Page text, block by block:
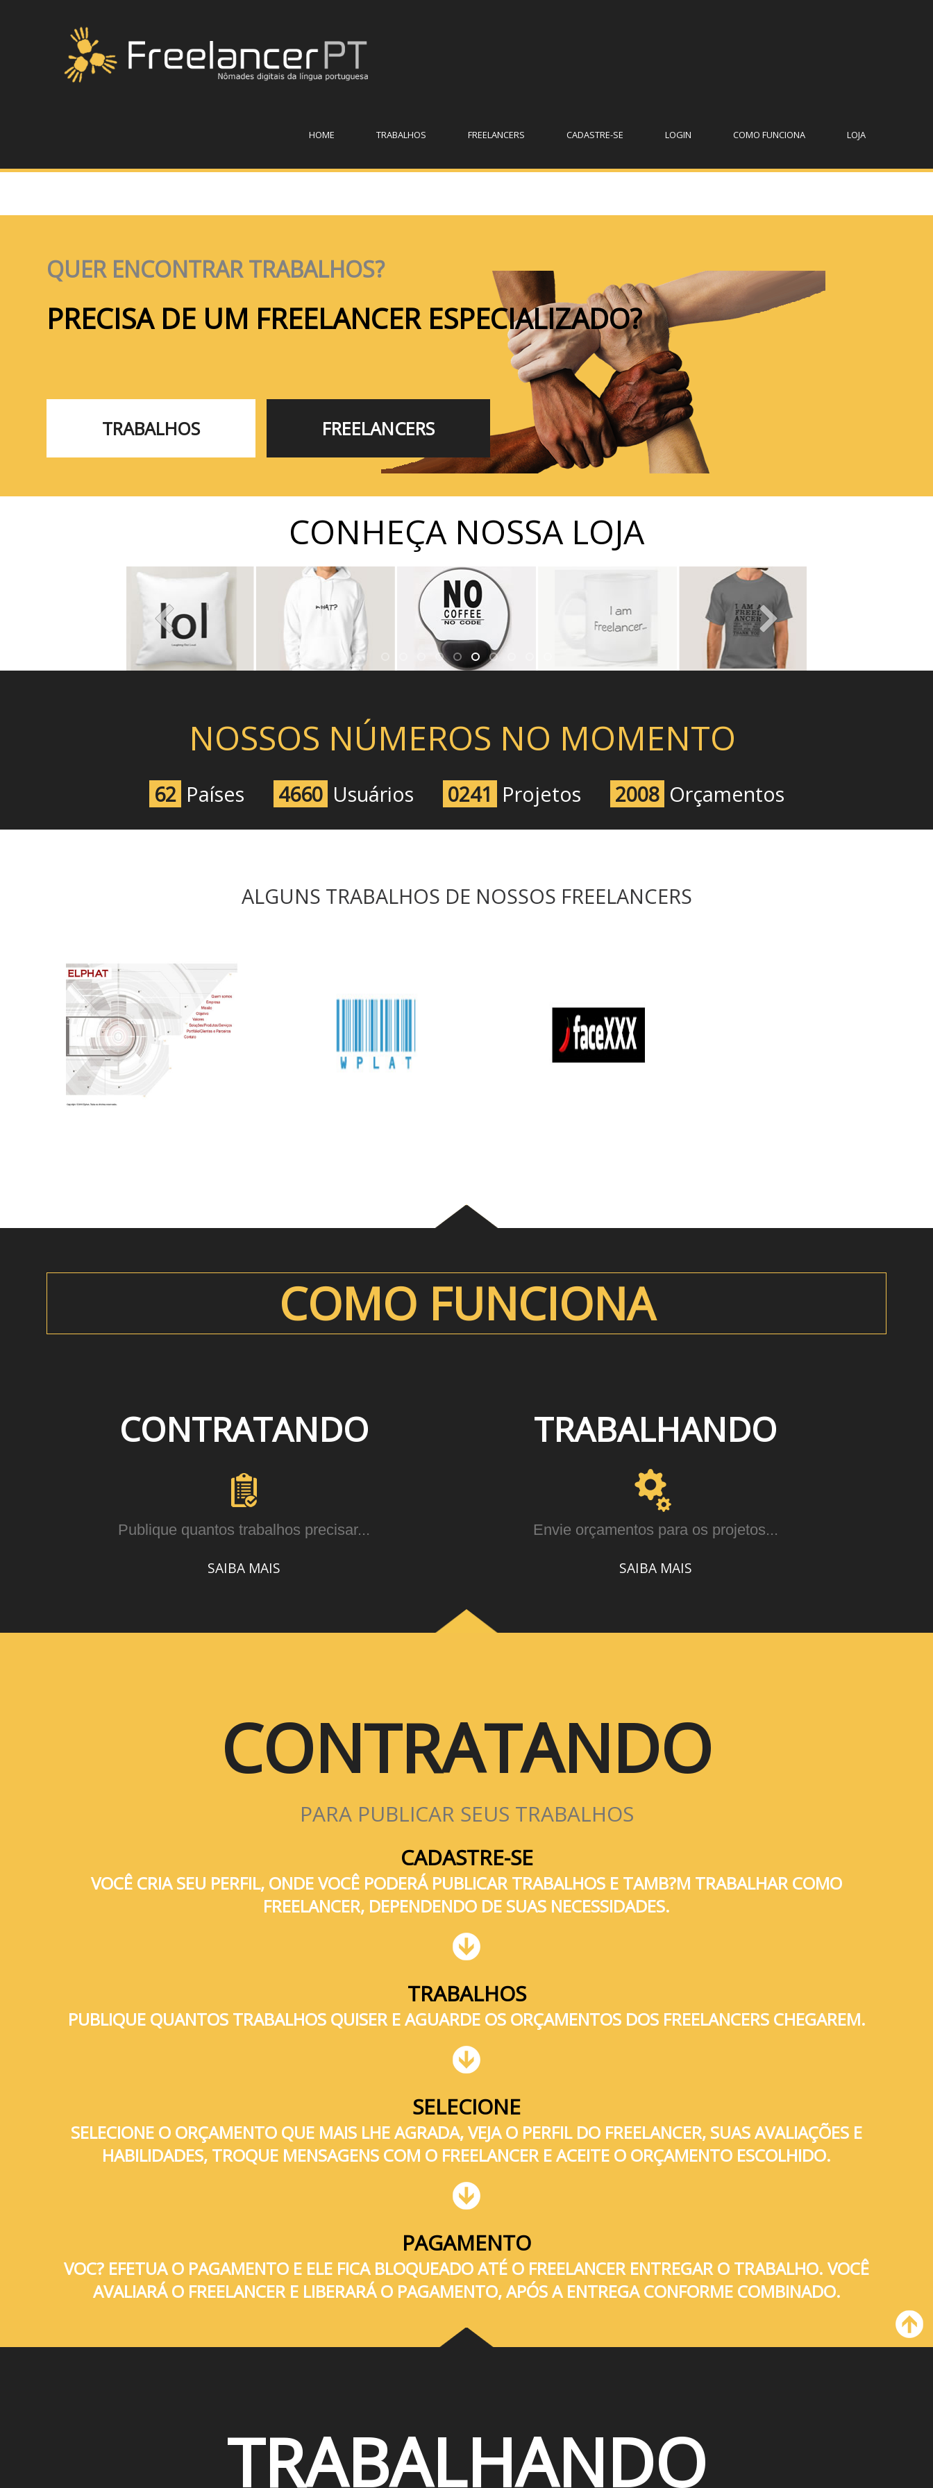
HOME TRABALHOS FREELANCERS CADASTRE-SE LOGIN COMO FUNCIONA LOJA
QUER ENCONTRAR TRABALHOS?
PRECISA DE UM FREELANCER ESPECIALIZADO?
TRABALHOS FREELANCERS
CONHEÇA NOSSA LOJA
NOSSOS NÚMEROS NO MOMENTO
62 Países 4660 Usuários 0241 Projetos 2008 Orçamentos
ALGUNS TRABALHOS DE NOSSOS FREELANCERS
COMO FUNCIONA
CONTRATANDO
Publique quantos trabalhos precisar...
SAIBA MAIS
TRABALHANDO
Envie orçamentos para os projetos...
SAIBA MAIS
CONTRATANDO
PARA PUBLICAR SEUS TRABALHOS
CADASTRE-SE
VOCÊ CRIA SEU PERFIL, ONDE VOCÊ PODERÁ PUBLICAR TRABALHOS E TAMB?M TRABALHAR COMO
FREELANCER, DEPENDENDO DE SUAS NECESSIDADES.
TRABALHOS
PUBLIQUE QUANTOS TRABALHOS QUISER E AGUARDE OS ORÇAMENTOS DOS FREELANCERS CHEGAREM.
SELECIONE
SELECIONE O ORÇAMENTO QUE MAIS LHE AGRADA, VEJA O PERFIL DO FREELANCER, SUAS AVALIAÇÕES E
HABILIDADES, TROQUE MENSAGENS COM O FREELANCER E ACEITE O ORÇAMENTO ESCOLHIDO.
PAGAMENTO
VOC? EFETUA O PAGAMENTO E ELE FICA BLOQUEADO ATÉ O FREELANCER ENTREGAR O TRABALHO. VOCÊ
AVALIARÁ O FREELANCER E LIBERARÁ O PAGAMENTO, APÓS A ENTREGA CONFORME COMBINADO.
TRABALHANDO